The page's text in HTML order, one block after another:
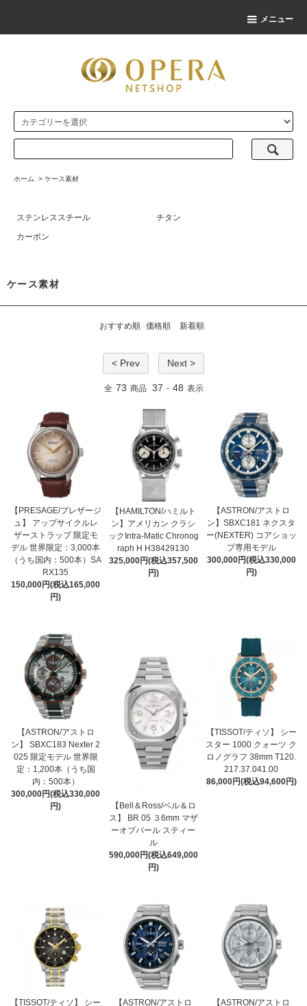
メニュー
ホーム > ケース素材
ステンレススチール
チタン
カーボン
ケース素材
おすすめ順 価格順 新着順
< Prev Next >
全 73 商品 37 - 48 表示
【PRESAGE/プレザージ
ュ】 アップサイクルレ
ザーストラップ 限定モ
デル 世界限定：3,000本
（うち国内：500本）SA
RX135
150,000円(税込165,000
円)
【HAMILTON/ハミルト
ン】アメリカン クラシ
ックIntra-Matic Chronog
raph H H38429130
325,000円(税込357,500
円)
【ASTRON/アストロ
ン】SBXC181 ネクスタ
ー(NEXTER) コアショッ
プ専用モデル
300,000円(税込330,000
円)
【ASTRON/アストロ
ン】 SBXC183 Nexter 2
025 限定モデル 世界限
定：1,200本（うち国
内：500本）
300,000円(税込330,000
円)
【Bell＆Ross/ベル＆ロ
ス】 BR 05 ３6mm マザ
ーオブパール スティー
ル
590,000円(税込649,000
円)
【TISSOT/ティソ】 シー
スター 1000 クォーツ ク
ロノグラフ 38mm T120.
217.37.041.00
86,000円(税込94,600円)
【TISSOT/ティソ】 シー
【ASTRON/アストロ
【ASTRON/アストロ